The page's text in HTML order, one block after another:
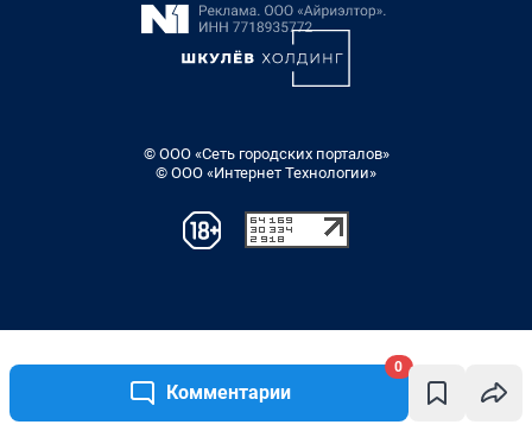
Комментарии
0